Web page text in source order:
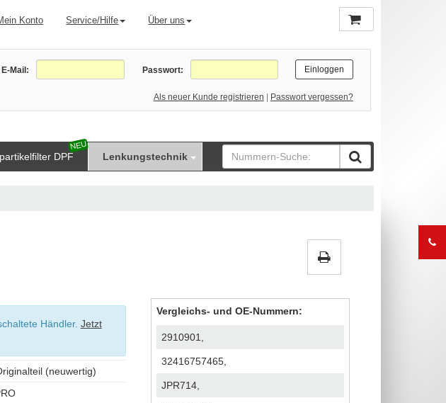
Konto Service/Hilfe Über uns
E-Mail: Passwort:
Als neuer Kunde registrieren Passwort vergessen?
DPF Lenkungstechnik
Händler. Jetzt
(neuwertig)
Vergleichs- und OE-Nummern:
2910901,
32416757465,
JPR714,